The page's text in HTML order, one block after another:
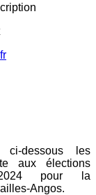
ci-dessous les
aux élections
2024 pour la
Angos.